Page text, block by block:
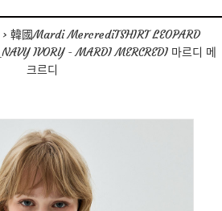
韓國Mardi MercrediTSHIRT LEOPARD
IVORY - MARDI MERCREDI 마르디 메
크르디